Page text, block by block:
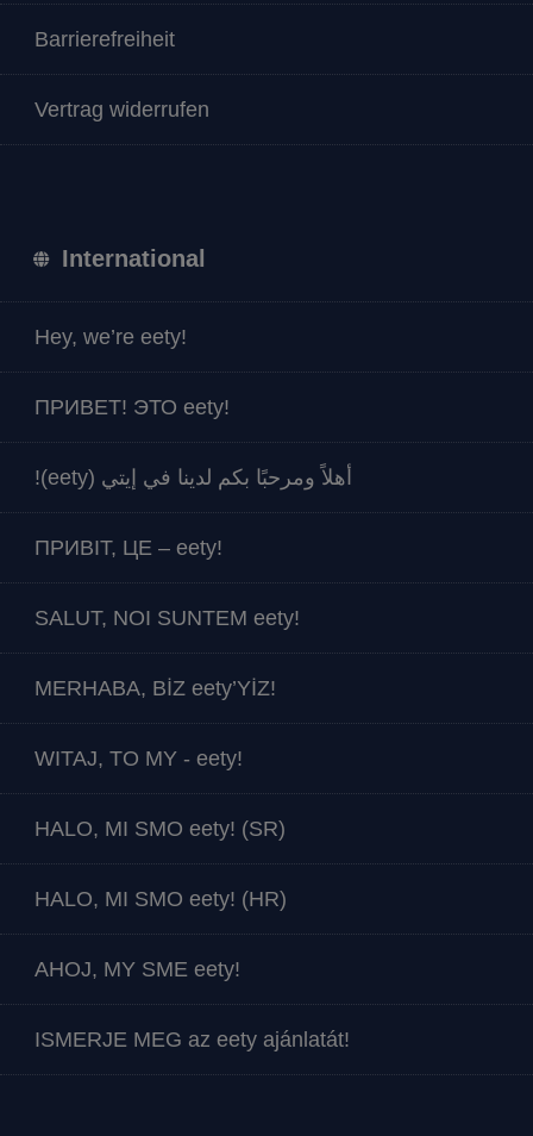
Barrierefreiheit
Vertrag widerrufen
International
Hey, we’re eety!
ПРИВЕТ! ЭТО eety!
أهلاً ومرحبًا بكم لدينا في إيتي (eety)!
ПРИВІТ, ЦЕ – eety!
SALUT, NOI SUNTEM eety!
MERHABA, BİZ eety’YİZ!
WITAJ, TO MY - eety!
HALO, MI SMO eety! (SR)
HALO, MI SMO eety! (HR)
AHOJ, MY SME eety!
ISMERJE MEG az eety ajánlatát!